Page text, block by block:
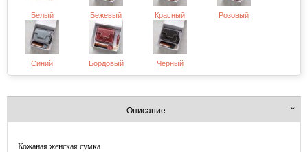
Белый Бежевый Красный Розовый
Синий Бордовый Черный
Описание
Кожаная женская сумка